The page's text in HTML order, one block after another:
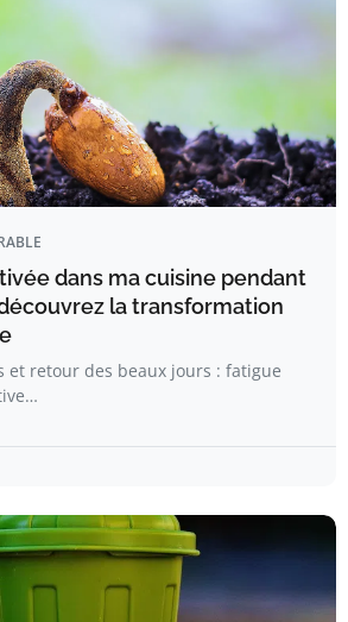
dans ma cuisine pendant
la transformation
et retour des beaux jours : fatigue